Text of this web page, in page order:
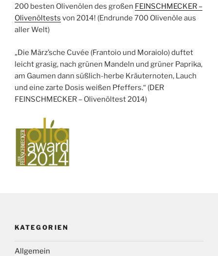
200 besten Olivenölen des großen FEINSCHMECKER –
Olivenöltests von 2014! (Endrunde 700 Olivenöle aus
aller Welt)
„Die März’sche Cuvée (Frantoio und Moraiolo) duftet
leicht grasig, nach grünen Mandeln und grüner Paprika,
am Gaumen dann süßlich-herbe Kräuternoten, Lauch
und eine zarte Dosis weißen Pfeffers.“ (DER
FEINSCHMECKER – Olivenöltest 2014)
KATEGORIEN
Allgemein